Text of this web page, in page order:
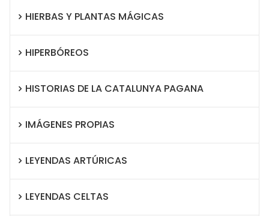
HIERBAS Y PLANTAS MÁGICAS
HIPERBÓREOS
HISTORIAS DE LA CATALUNYA PAGANA
IMÁGENES PROPIAS
LEYENDAS ARTÚRICAS
LEYENDAS CELTAS